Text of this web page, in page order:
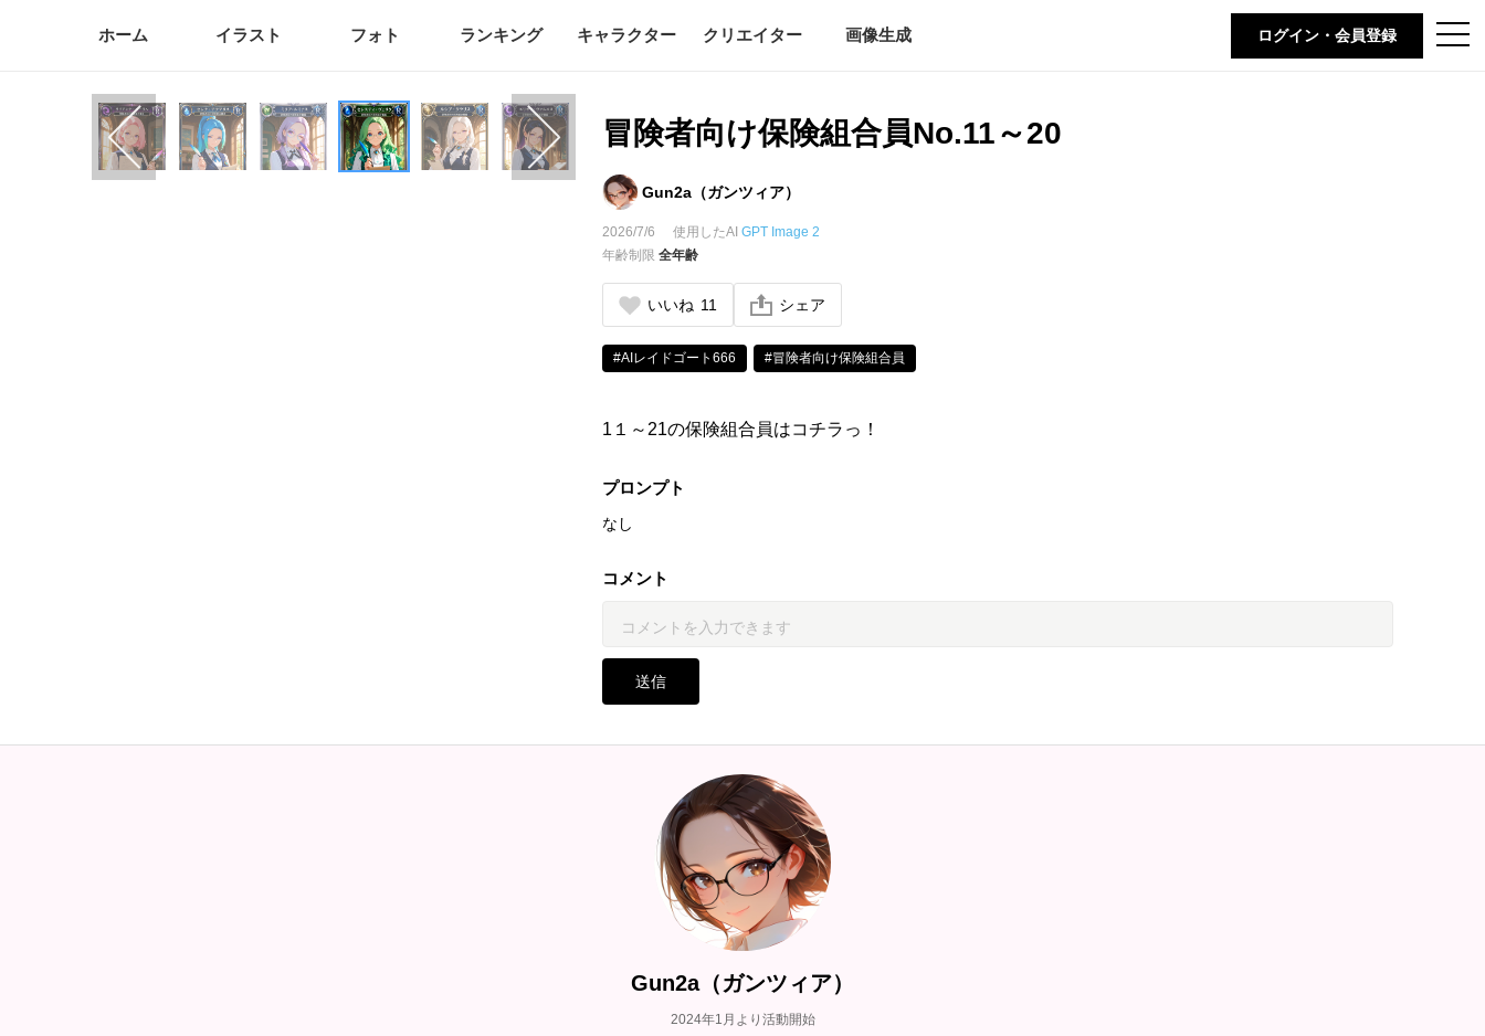
t
o
ホーム イラスト フォト ランキング キャラクター クリエイター 画像生成 ログイン・会員登録
冒険者向け保険組合員No.11～20
Gun2a（ガンツィア）
2026/7/6 使用したAIGPT Image 2
年齢制限全年齢
いいね 11 シェア
#AIレイドゴート666 #冒険者向け保険組合員
1１～21の保険組合員はコチラっ！
プロンプト
なし
コメント
送信
Gun2a（ガンツィア）
2024年1月より活動開始